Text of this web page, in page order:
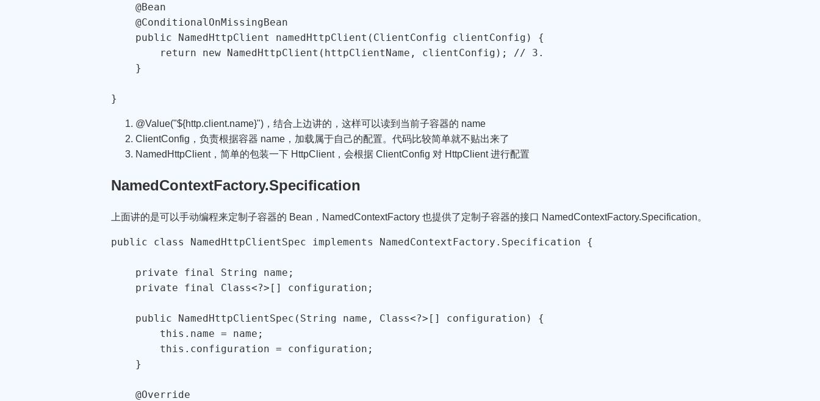
    @Bean
    @ConditionalOnMissingBean
    public NamedHttpClient namedHttpClient(ClientConfig clientConfig) {
        return new NamedHttpClient(httpClientName, clientConfig); // 3.
    }
}
@Value("${http.client.name}")，结合上边讲的，这样可以读到当前子容器的 name
ClientConfig，负责根据容器 name，加载属于自己的配置。代码比较简单就不贴出来了
NamedHttpClient，简单的包装一下 HttpClient，会根据 ClientConfig 对 HttpClient 进行配置
NamedContextFactory.Specification
上面讲的是可以手动编程来定制子容器的 Bean，NamedContextFactory 也提供了定制子容器的接口 NamedContextFactory.Specification。
public class NamedHttpClientSpec implements NamedContextFactory.Specification {
    private final String name;
    private final Class<?>[] configuration;
    public NamedHttpClientSpec(String name, Class<?>[] configuration) {
        this.name = name;
        this.configuration = configuration;
    }
    @Override